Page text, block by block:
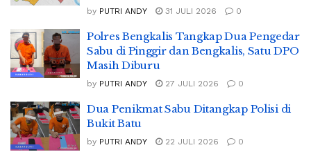
by PUTRI ANDY 31 JULI 2026 0
Polres Bengkalis Tangkap Dua Pengedar
Sabu di Pinggir dan Bengkalis, Satu DPO
Masih Diburu
by PUTRI ANDY 27 JULI 2026 0
Dua Penikmat Sabu Ditangkap Polisi di
Bukit Batu
by PUTRI ANDY 22 JULI 2026 0